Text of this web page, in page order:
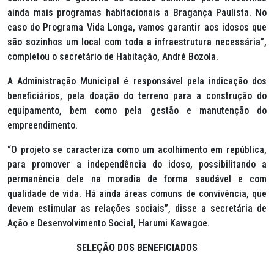
ainda mais programas habitacionais a Bragança Paulista. No
caso do Programa Vida Longa, vamos garantir aos idosos que
são sozinhos um local com toda a infraestrutura necessária”,
completou o secretário de Habitação, André Bozola.
A Administração Municipal é responsável pela indicação dos
beneficiários, pela doação do terreno para a construção do
equipamento, bem como pela gestão e manutenção do
empreendimento.
“O projeto se caracteriza como um acolhimento em república,
para promover a independência do idoso, possibilitando a
permanência dele na moradia de forma saudável e com
qualidade de vida. Há ainda áreas comuns de convivência, que
devem estimular as relações sociais”, disse a secretária de
Ação e Desenvolvimento Social, Harumi Kawagoe.
SELEÇÃO DOS BENEFICIADOS